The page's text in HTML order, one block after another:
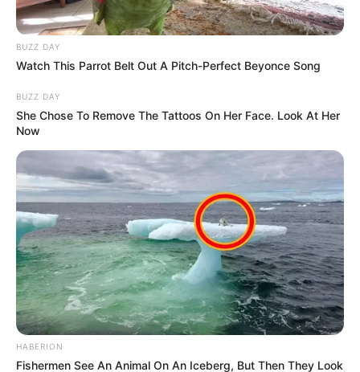
candente entre sus seguidores y la opinión pública.
TEMAS RELACIONADOS
CORTE SUPREMA DE JUSTICIA
AIDA VICTORIA MERLANO
MANTÉNGASE EN ALERTA
Tenemos todas las noticias que le
interesan. Para estar bien informado, por
BUZZ DAY
Watch This Parrot Belt Out A Pitch-Perfect Beyonce Song
BUZZ DAY
She Chose To Remove The Tattoos On Her Face. Look At Her
Now
HABERION
Fishermen See An Animal On An Iceberg, But Then They Look